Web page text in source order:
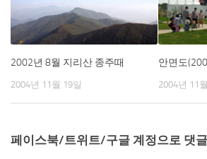
2002년 8월 지리산 종주때
2004년 11월 19일
안면도
2004년 11
페이스북/트위트/구글 계정으로 댓